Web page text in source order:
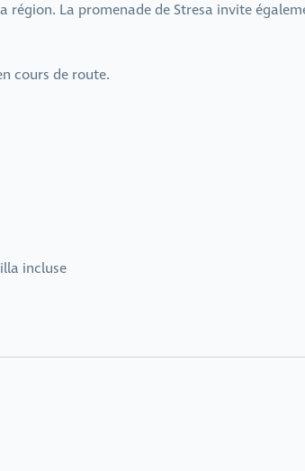
La promenade de Stresa invite
cours de route.
incluse